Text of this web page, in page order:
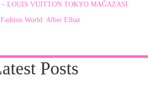
LOUIS VUITTON TOKYO MAĞAZASI
World: Alber Elbaz
Posts